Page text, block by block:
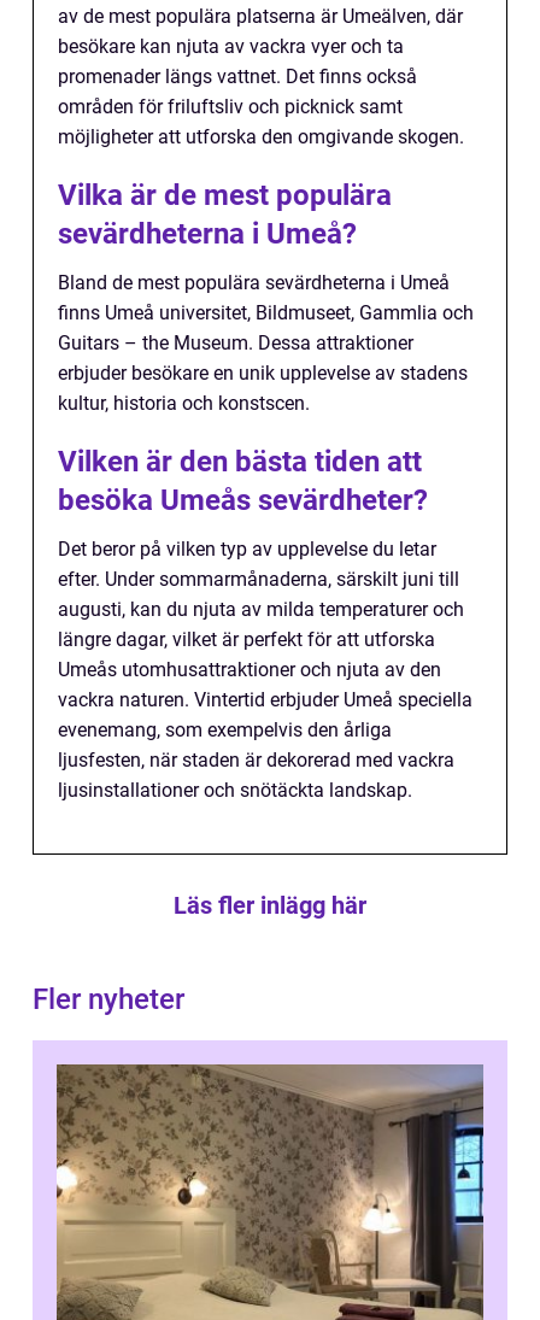
av de mest populära platserna är Umeälven, där
besökare kan njuta av vackra vyer och ta
promenader längs vattnet. Det finns också
områden för friluftsliv och picknick samt
möjligheter att utforska den omgivande skogen.
Vilka är de mest populära
sevärdheterna i Umeå?
Bland de mest populära sevärdheterna i Umeå
finns Umeå universitet, Bildmuseet, Gammlia och
Guitars – the Museum. Dessa attraktioner
erbjuder besökare en unik upplevelse av stadens
kultur, historia och konstscen.
Vilken är den bästa tiden att
besöka Umeås sevärdheter?
Det beror på vilken typ av upplevelse du letar
efter. Under sommarmånaderna, särskilt juni till
augusti, kan du njuta av milda temperaturer och
längre dagar, vilket är perfekt för att utforska
Umeås utomhusattraktioner och njuta av den
vackra naturen. Vintertid erbjuder Umeå speciella
evenemang, som exempelvis den årliga
ljusfesten, när staden är dekorerad med vackra
ljusinstallationer och snötäckta landskap.
Läs fler inlägg här
Fler nyheter